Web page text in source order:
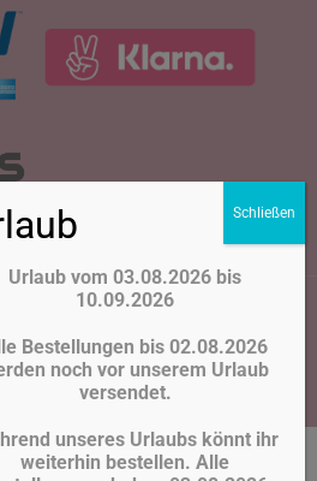
2026. Webentwicklung Ashraf
widerrufen
Urlaub vom 03.08.2026 bis
10.09.2026
Bestellungen bis 02.08.2026
noch vor unserem Urlaub
versendet.
unseres Urlaubs könnt ihr
weiterhin bestellen. Alle